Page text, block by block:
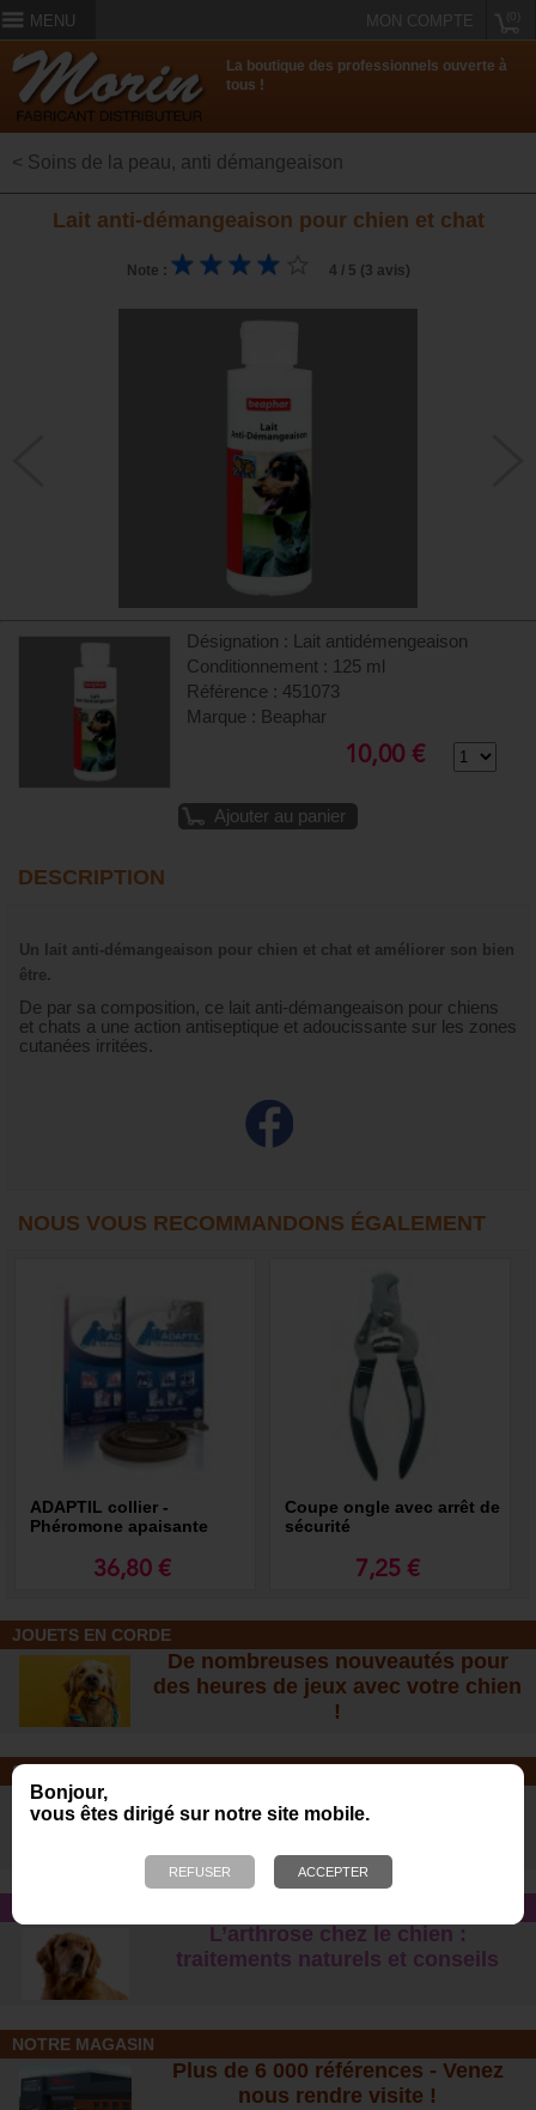
Bonjour,
vous êtes dirigé sur notre site mobile.
MENU MON COMPTE
La boutique des professionnels ouverte à
tous !
< Soins de la peau, anti démangeaison
Lait anti-démangeaison pour chien et chat
Note : 4 / 5 (3 avis)
Désignation : Lait antidémengeaison
Conditionnement : 125 ml
Référence : 451073
Marque : Beaphar
10,00 €
Ajouter au panier
DESCRIPTION
Un lait anti-démangeaison pour chien et chat et améliorer son bien
être.
De par sa composition, ce lait anti-démangeaison pour chiens
et chats a une action antiseptique et adoucissante sur les zones
cutanées irritées.
NOUS VOUS RECOMMANDONS ÉGALEMENT
ADAPTIL collier -
Phéromone apaisante
36,80 €
Coupe ongle avec arrêt de
sécurité
7,25 €
JOUETS EN CORDE
De nombreuses nouveautés pour
des heures de jeux avec votre chien
!
SOINS ET SHAMPOOING
votre chien !
L’arthrose chez le chien :
traitements naturels et conseil s
NOTRE MAGASIN
Plus de 6 000 références - Venez
nous rendre visite !